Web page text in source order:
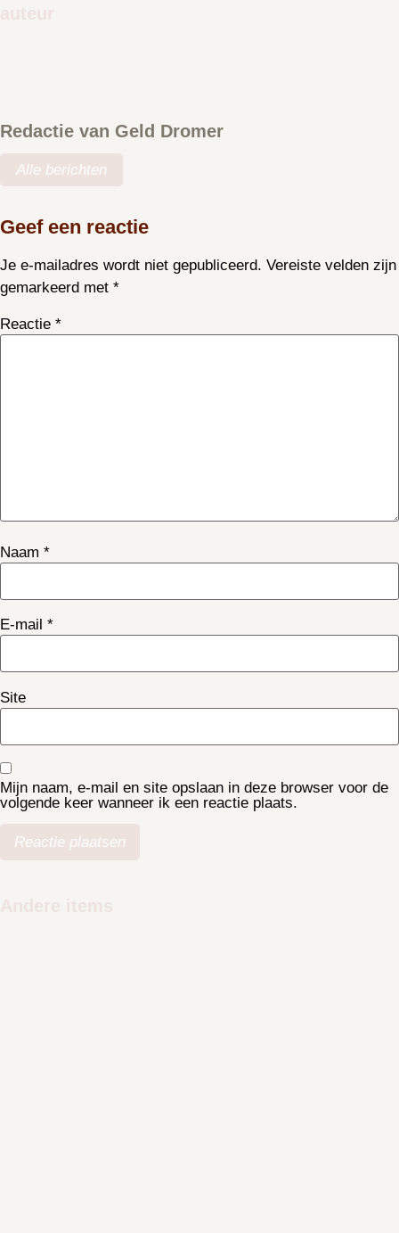
Redactie van Geld Dromer
Alle berichten
Geef een reactie
Je e-mailadres wordt niet gepubliceerd. Vereiste velden zijn
gemarkeerd met *
Reactie *
Naam *
E-mail *
Site
Mijn naam, e-mail en site opslaan in deze browser voor de
volgende keer wanneer ik een reactie plaats.